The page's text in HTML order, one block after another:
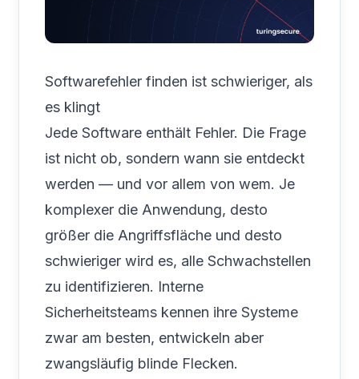
Softwarefehler finden ist schwieriger, als
es klingt
Jede Software enthält Fehler. Die Frage
ist nicht ob, sondern wann sie entdeckt
werden — und vor allem von wem. Je
komplexer die Anwendung, desto
größer die Angriffsfläche und desto
schwieriger wird es, alle Schwachstellen
zu identifizieren. Interne
Sicherheitsteams kennen ihre Systeme
zwar am besten, entwickeln aber
zwangsläufig blinde Flecken.